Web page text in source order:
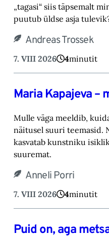
„tagasi“ siis täpsemalt
puutub üldse asja
Andreas Trossek
7. VIII 2026 4minutit
Maria Kapajeva –
Mulle väga meeldib,
näitusel suuri teemasid.
kasvatab kunstniku
suuremat.‎
Anneli Porri
7. VIII 2026 4minutit
Puid on, aga